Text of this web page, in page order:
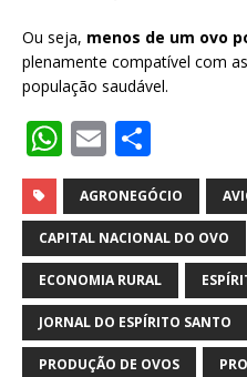
Ou seja, menos de um ovo
plenamente compatível com
população saudável.
W
h
at
s
A
p
p
E
m
ai
l
h
ar
e
AGRONEGÓCIO
CAPITAL NACIONAL DO OVO
ECONOMIA RURAL
JORNAL DO ESPÍRITO SANTO
PRODUÇÃO DE OVOS